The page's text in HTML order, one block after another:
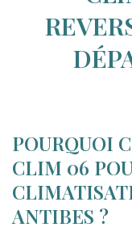
POURQUOI
CLIM 06
ANTIBES ?